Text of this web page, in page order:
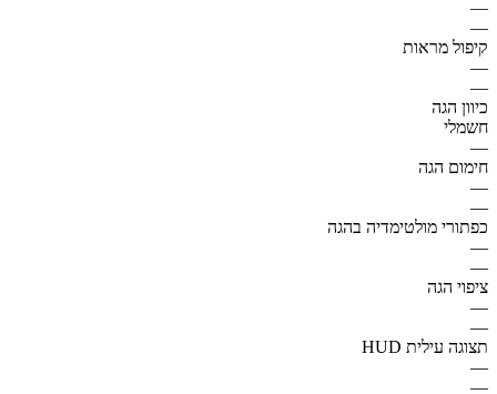
—
—
קיפול מראות
—
—
כיוון הגה
חשמלי
—
חימום הגה
—
—
כפתורי מולטימדיה בהגה
—
—
ציפוי הגה
—
—
תצוגה עילית HUD
—
—